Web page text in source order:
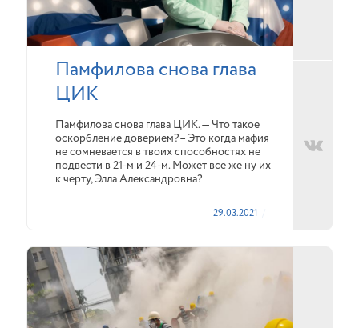
Памфилова снова глава
ЦИК
Памфилова снова глава ЦИК. — Что такое
оскорбление доверием?– Это когда мафия
не сомневается в твоих способностях не
подвести в 21-м и 24-м. Может все же ну их
к черту, Элла Александровна?
29.03.2021